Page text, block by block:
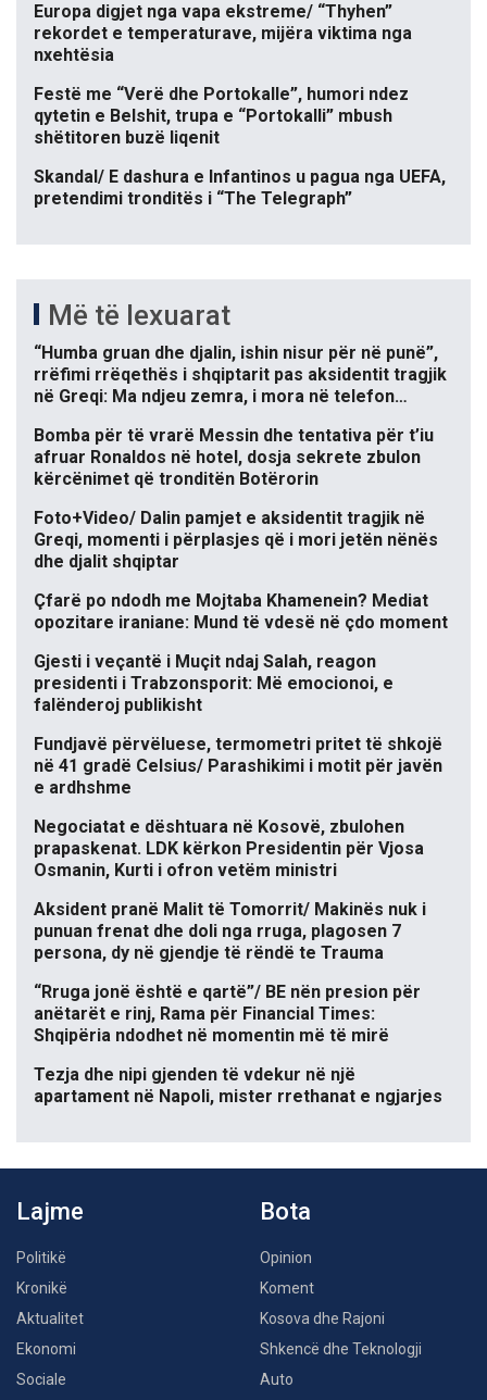
Europa digjet nga vapa ekstreme/ “Thyhen”
rekordet e temperaturave, mijëra viktima nga
nxehtësia
Festë me “Verë dhe Portokalle”, humori ndez
qytetin e Belshit, trupa e “Portokalli” mbush
shëtitoren buzë liqenit
Skandal/ E dashura e Infantinos u pagua nga UEFA,
pretendimi tronditës i “The Telegraph”
Më të lexuarat
“Humba gruan dhe djalin, ishin nisur për në punë”,
rrëfimi rrëqethës i shqiptarit pas aksidentit tragjik
në Greqi: Ma ndjeu zemra, i mora në telefon…
Bomba për të vrarë Messin dhe tentativa për t’iu
afruar Ronaldos në hotel, dosja sekrete zbulon
kërcënimet që tronditën Botërorin
Foto+Video/ Dalin pamjet e aksidentit tragjik në
Greqi, momenti i përplasjes që i mori jetën nënës
dhe djalit shqiptar
Çfarë po ndodh me Mojtaba Khamenein? Mediat
opozitare iraniane: Mund të vdesë në çdo moment
Gjesti i veçantë i Muçit ndaj Salah, reagon
presidenti i Trabzonsporit: Më emocionoi, e
falënderoj publikisht
Fundjavë përvëluese, termometri pritet të shkojë
në 41 gradë Celsius/ Parashikimi i motit për javën
e ardhshme
Negociatat e dështuara në Kosovë, zbulohen
prapaskenat. LDK kërkon Presidentin për Vjosa
Osmanin, Kurti i ofron vetëm ministri
Aksident pranë Malit të Tomorrit/ Makinës nuk i
punuan frenat dhe doli nga rruga, plagosen 7
persona, dy në gjendje të rëndë te Trauma
“Rruga jonë është e qartë”/ BE nën presion për
anëtarët e rinj, Rama për Financial Times:
Shqipëria ndodhet në momentin më të mirë
Tezja dhe nipi gjenden të vdekur në një
apartament në Napoli, mister rrethanat e ngjarjes
Lajme
Politikë
Kronikë
Aktualitet
Ekonomi
Sociale
Bota
Opinion
Koment
Kosova dhe Rajoni
Shkencë dhe Teknologji
Auto